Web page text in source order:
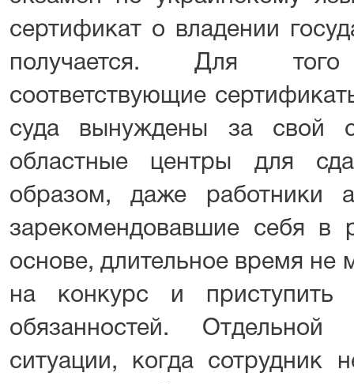
сертификат о владении
получается. Для
соответствующие
суда вынуждены за свой
областные центры для
образом, даже работники
зарекомендовавшие себя в
основе, длительное время не
на конкурс и
обязанностей. Отдельной
ситуации, когда сотрудник